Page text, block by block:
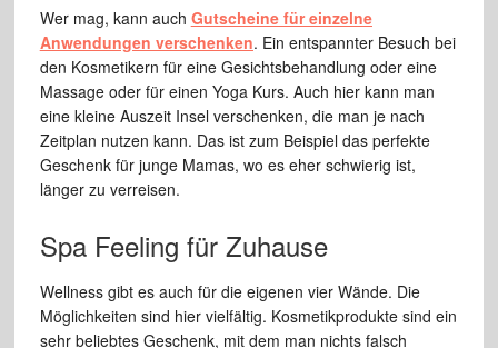
Wer mag, kann auch Gutscheine für einzelne
Anwendungen verschenken. Ein entspannter Besuch bei
den Kosmetikern für eine Gesichtsbehandlung oder eine
Massage oder für einen Yoga Kurs. Auch hier kann man
eine kleine Auszeit Insel verschenken, die man je nach
Zeitplan nutzen kann. Das ist zum Beispiel das perfekte
Geschenk für junge Mamas, wo es eher schwierig ist,
länger zu verreisen.
Spa Feeling für Zuhause
Wellness gibt es auch für die eigenen vier Wände. Die
Möglichkeiten sind hier vielfältig. Kosmetikprodukte sind ein
sehr beliebtes Geschenk, mit dem man nichts falsch